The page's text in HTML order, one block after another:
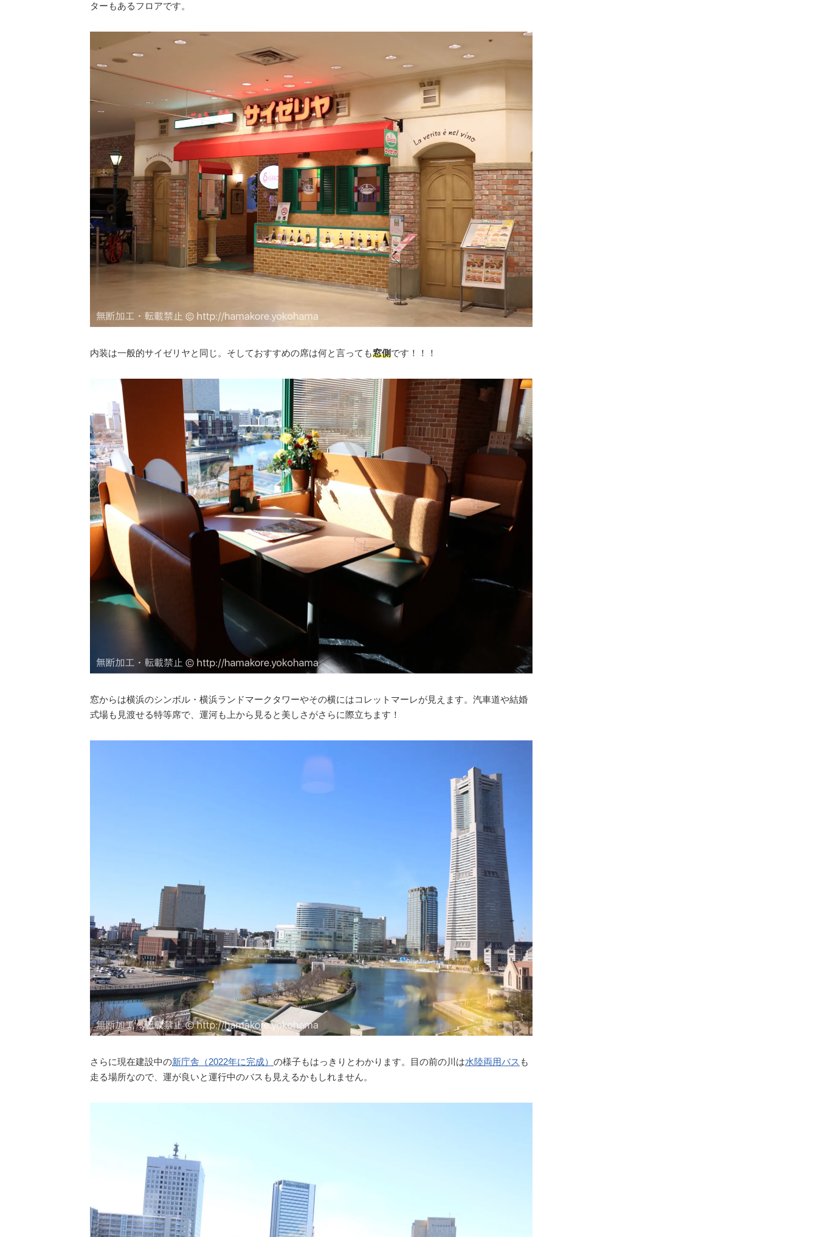
ターもあるフロアです。
内装は一般的サイゼリヤと同じ。そしておすすめの席は何と言っても窓側です！！！
窓からは横浜のシンボル・横浜ランドマークタワーやその横にはコレットマーレが見えます。汽車道や結婚
式場も見渡せる特等席で、運河も上から見ると美しさがさらに際立ちます！
さらに現在建設中の新庁舎（2022年に完成） の様子もはっきりとわかります。目の前の川は水陸両用バス も
走る場所なので、運が良いと運行中のバスも見えるかもしれません。